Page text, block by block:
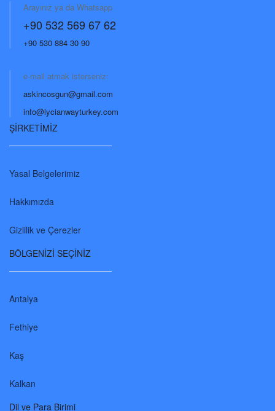
Arayınız ya da Whatsapp
+90 532 569 67 62
+90 530 884 30 90
e-mail atmak isterseniz:
askincosgun@gmail.com
info@lycianwayturkey.com
ŞİRKETİMİZ
Yasal Belgelerimiz
Hakkımızda
Gizlilik ve Çerezler
BÖLGENİZİ SEÇİNİZ
Antalya
Fethiye
Kaş
Kalkan
Dil ve Para Birimi